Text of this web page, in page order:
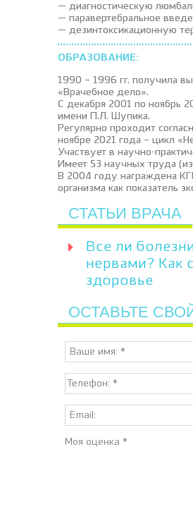
— диагностическую
— паравертебральное
— дезинтоксикационную
ОБРАЗОВАНИЕ:
1990 – 1996 гг. получила
«Врачебное дело».
С декабря 2001 по ноябрь
имени П.Л. Шупика.
Регулярно проходит
ноябре 2021 года – цикл
Участвует в научно-
Имеет 53 научных труда
В 2004 году награждена
организма как показатель
СТАТЬИ ВРАЧА
Все ли
нервами? Как
здоровье
ОСТАВЬТЕ
Моя оценка *